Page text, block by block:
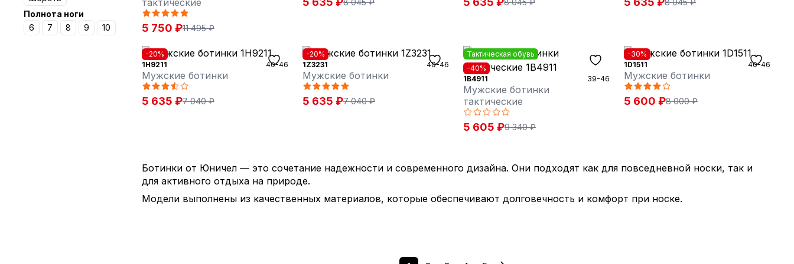
Полнота ноги
6
7 8 9 10
тактические
5 750 ₽11 495 ₽
8 045 ₽ 8 045 ₽ 8 045 ₽
-20%
1H9211
40-46
Мужские ботинки
5 635 ₽7 040 ₽
-20%
1Z3231
40-46
Мужские ботинки
5 635 ₽7 040 ₽
Тактическая обувь
-40%
1B4911
39-46
Мужские ботинки
тактические
5 605 ₽9 340 ₽
-30%
1D1511
40-46
Мужские ботинки
5 600 ₽8 000 ₽
Ботинки от Юничел — это сочетание надежности и современного дизайна. Они подходят как для повседневной носки, так и
для активного отдыха на природе.
Модели выполнены из качественных материалов, которые обеспечивают долговечность и комфорт при носке.